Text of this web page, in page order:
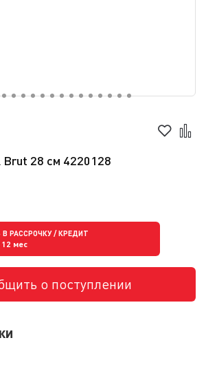
28 см 4220128
В РАССРОЧКУ / КРЕДИТ
12 мес
о поступлении